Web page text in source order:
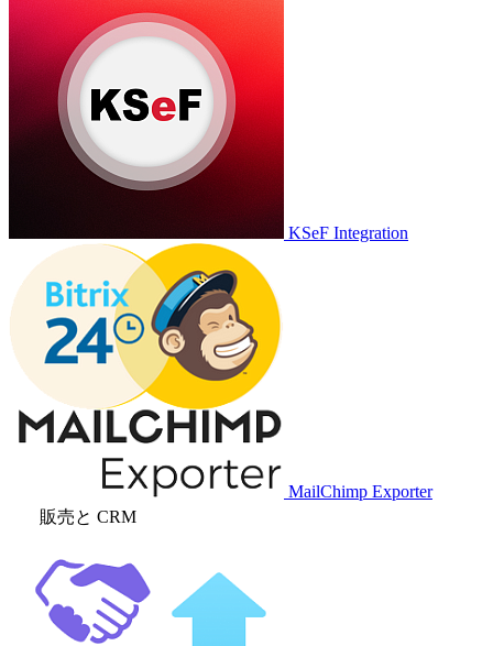
KSeF Integration
MailChimp Exporter
販売と CRM